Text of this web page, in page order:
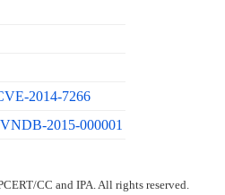
2014-7266
2015-000001
CC and IPA. All rights reserved.